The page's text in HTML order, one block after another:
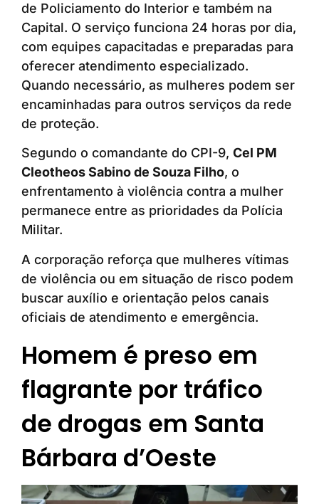
de Policiamento do Interior e também na
Capital. O serviço funciona 24 horas por dia,
com equipes capacitadas e preparadas para
oferecer atendimento especializado.
Quando necessário, as mulheres podem ser
encaminhadas para outros serviços da rede
de proteção.
Segundo o comandante do CPI-9, Cel PM
Cleotheos Sabino de Souza Filho, o
enfrentamento à violência contra a mulher
permanece entre as prioridades da Polícia
Militar.
A corporação reforça que mulheres vítimas
de violência ou em situação de risco podem
buscar auxílio e orientação pelos canais
oficiais de atendimento e emergência.
Homem é preso em
flagrante por tráfico
de drogas em Santa
Bárbara d’Oeste